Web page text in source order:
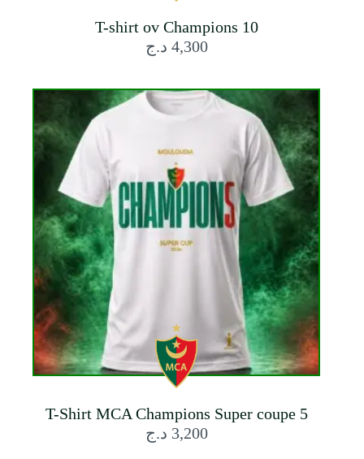
T-shirt ov Champions 10
4,300 د.ج
T-Shirt MCA Champions Super coupe 5
3,200 د.ج